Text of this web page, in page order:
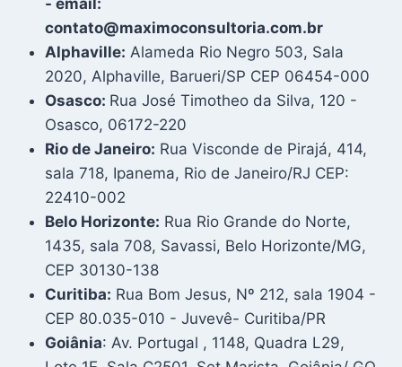
contato@maximoconsultoria.com.br
Alphaville: Alameda Rio Negro 503, Sala
2020, Alphaville, Barueri/SP CEP 06454-000
Osasco: Rua José Timotheo da Silva, 120 -
Osasco, 06172-220
Rio de Janeiro: Rua Visconde de Pirajá, 414,
sala 718, Ipanema, Rio de Janeiro/RJ CEP:
22410-002
Belo Horizonte: Rua Rio Grande do Norte,
1435, sala 708, Savassi, Belo Horizonte/MG,
CEP 30130-138
Curitiba: Rua Bom Jesus, Nº 212, sala 1904 -
CEP 80.035-010 - Juvevê- Curitiba/PR
Goiânia: Av. Portugal , 1148, Quadra L29,